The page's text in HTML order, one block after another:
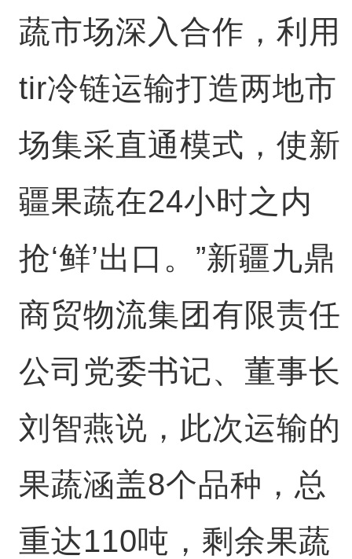
蔬市场深入合作，利用
tir冷链运输打造两地市
场集采直通模式，使新
疆果蔬在24小时之内
抢‘鲜’出口。”新疆九鼎
商贸物流集团有限责任
公司党委书记、董事长
刘智燕说，此次运输的
果蔬涵盖8个品种，总
重达110吨，剩余果蔬